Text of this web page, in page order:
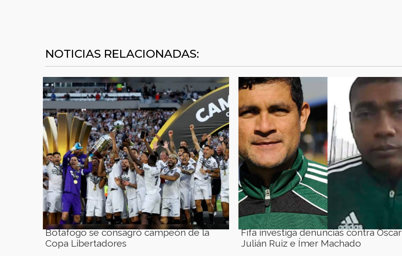
NOTICIAS RELACIONADAS:
Botafogo se consagró campeón de la
Copa Libertadores
Fifa investiga denuncias contra Óscar
Julián Ruiz e Ímer Machado